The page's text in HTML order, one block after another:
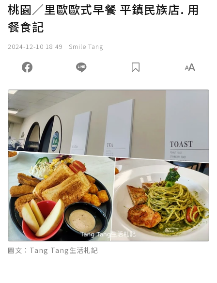
桃園／里歐歐式早餐 平鎮民族店. 用
餐食記
2024-12-10 18:49 Smile Tang
圖文：Tang Tang生活札記